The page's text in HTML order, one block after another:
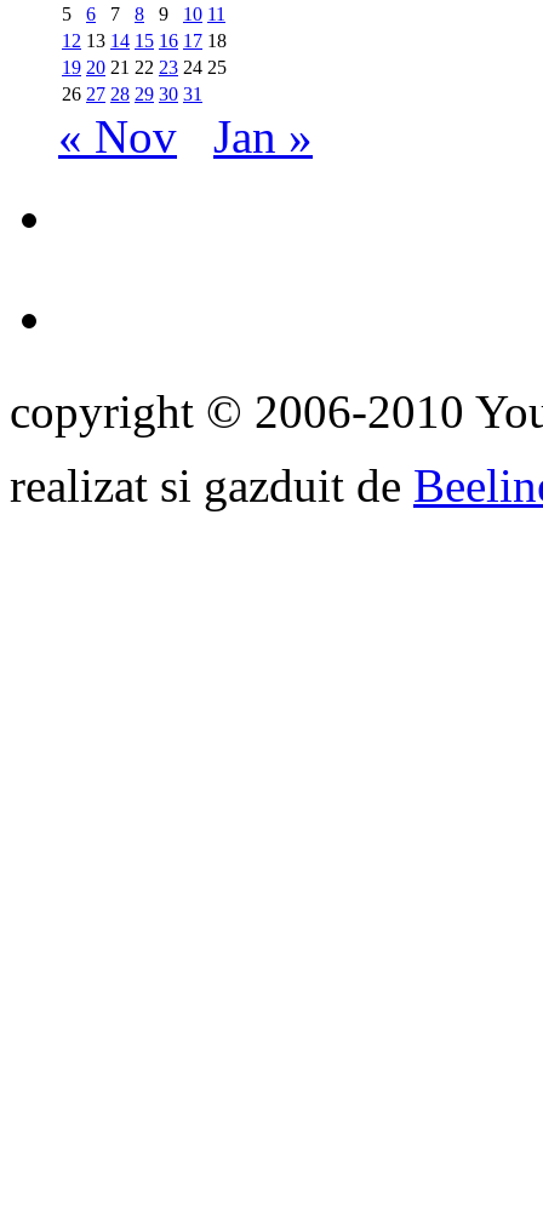
5
6 7 8 9 10 11
12 13 14 15 16 17 18
19 20 21 22 23 24 25
26 27 28 29 30 31
« Nov Jan »
copyright © 2006-2010
realizat si gazduit de